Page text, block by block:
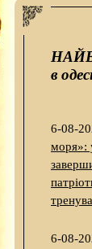
в
6-08-
моря»:
6-08-